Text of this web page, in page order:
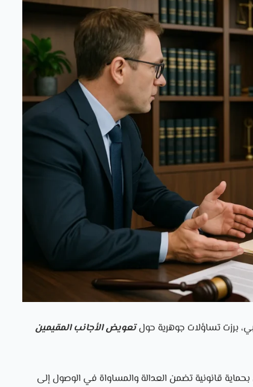
برزت تساؤلات جوهرية حولتعويض الأجانب المقيمين
قانونية تضمن العدالة والمساواة في الوصول إلى